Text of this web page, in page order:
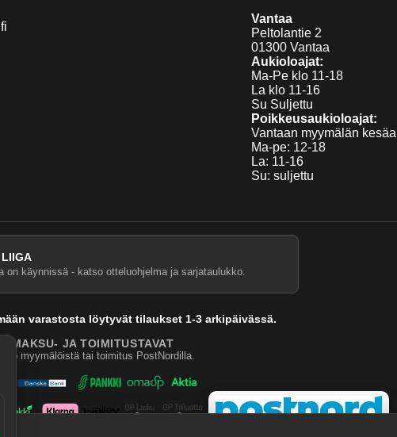
Vantaa
Peltolantie 2
01300 Vantaa
Aukioloajat:
Ma-Pe klo 11-18
La klo 11-16
Su Suljettu
Poikkeusaukioloajat:
Vantaan myymälän
Ma-pe: 12-18
La: 11-16
Su: suljettu
LIIGA
on käynnissä - katso otteluohjelma ja sarjataulukko.
varastosta löytyvät tilaukset 1-3 arkipäivässä.
MAKSU- JA TOIMITUSTAVAT
myymälöistä tai toimitus PostNordilla.